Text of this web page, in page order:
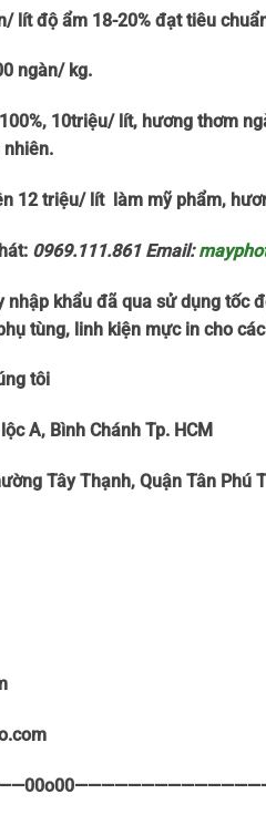
lít độ ẩm 18-20% đạt tiêu
ngàn/ kg.
10triệu/ lít, hương thơm
12 triệu/ lít làm mỹ phẩm,
0969.111.861 Email:
nhập khẩu đã qua sử dụng tốc
tùng, linh kiện mực in cho
tôi
A, Bình Chánh Tp. HCM
Tây Thạnh, Quận Tân
o